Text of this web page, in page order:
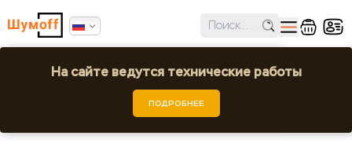
Ошибка поиска региона!
Выбрать город или регион
USB-флешка 32 ГБ
На сайте ведутся технические работы
ПОДРОБНЕЕ